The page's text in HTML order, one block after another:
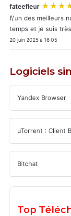
fateefleur
l\'un des meilleurs
temps et je suis
20 juin 2025 à 16:05
Logiciels
Yandex Browser
uTorrent : Client
Bitchat
Top